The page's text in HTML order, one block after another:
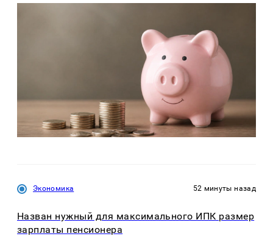
Экономика 52 минуты назад
Назван нужный для максимального ИПК размер
зарплаты пенсионера